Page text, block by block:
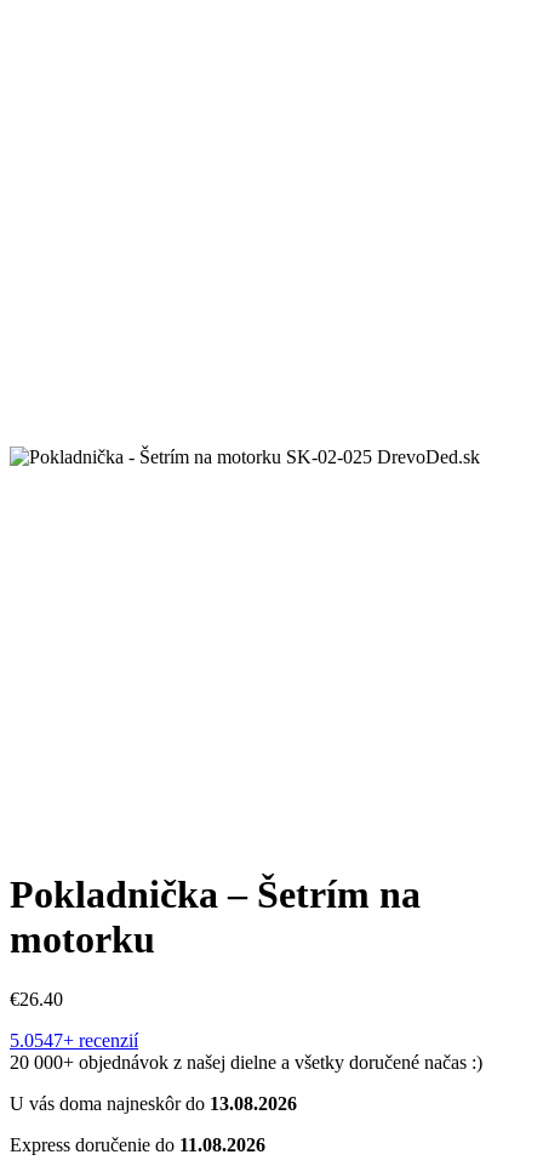
Pokladnička – Šetrím na
motorku
€26.40
5.0547+ recenzií
20 000+ objednávok z našej dielne a všetky doručené načas :)
U vás doma najneskôr do 13.08.2026
Express doručenie do 11.08.2026